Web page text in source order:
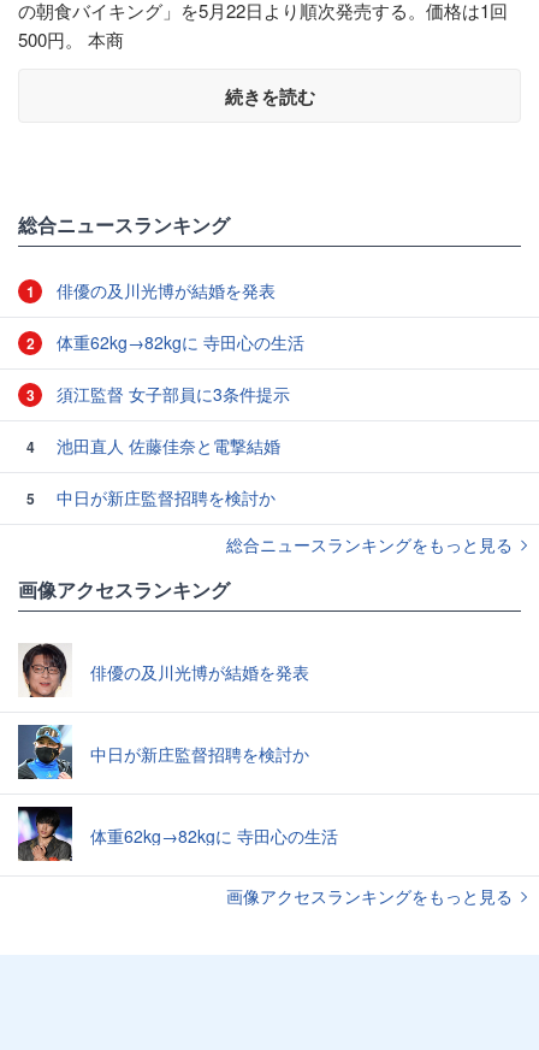
の朝食バイキング」を5月22日より順次発売する。価格は1回
500円。 本商
続きを読む
総合ニュースランキング
1 俳優の及川光博が結婚を発表
2 体重62kg→82kgに 寺田心の生活
3 須江監督 女子部員に3条件提示
4 池田直人 佐藤佳奈と電撃結婚
5
中日が新庄監督招聘を検討か
総合ニュースランキングをもっと見る
画像アクセスランキング
俳優の及川光博が結婚を発表
中日が新庄監督招聘を検討か
体重62kg→82kgに 寺田心の生活
画像アクセスランキングをもっと見る